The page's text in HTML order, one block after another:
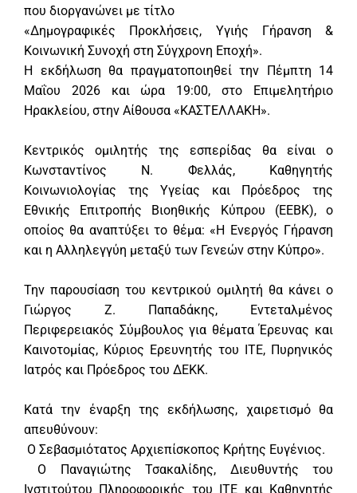
που διοργανώνει με τίτλο
«Δημογραφικές Προκλήσεις, Υγιής Γήρανση &
Κοινωνική Συνοχή στη Σύγχρονη Εποχή».
Η εκδήλωση θα πραγματοποιηθεί την Πέμπτη 14
Μαΐου 2026 και ώρα 19:00, στο Επιμελητήριο
Ηρακλείου, στην Αίθουσα «ΚΑΣΤΕΛΛΑΚΗ».
Κεντρικός ομιλητής της εσπερίδας θα είναι ο
Κωνσταντίνος Ν. Φελλάς, Καθηγητής
Κοινωνιολογίας της Υγείας και Πρόεδρος της
Εθνικής Επιτροπής Βιοηθικής Κύπρου (ΕΕΒΚ), ο
οποίος θα αναπτύξει το θέμα: «Η Ενεργός Γήρανση
και η Αλληλεγγύη μεταξύ των Γενεών στην Κύπρο».
Την παρουσίαση του κεντρικού ομιλητή θα κάνει ο
Γιώργος Ζ. Παπαδάκης, Εντεταλμένος
Περιφερειακός Σύμβουλος για θέματα Έρευνας και
Καινοτομίας, Κύριος Ερευνητής του ΙΤΕ, Πυρηνικός
Ιατρός και Πρόεδρος του ΔΕΚΚ.
Κατά την έναρξη της εκδήλωσης, χαιρετισμό θα
απευθύνουν:
Ο Σεβασμιότατος Αρχιεπίσκοπος Κρήτης Ευγένιος.
Ο Παναγιώτης Τσακαλίδης, Διευθυντής του
Ινστιτούτου Πληροφορικής του ΙΤΕ και Καθηγητής